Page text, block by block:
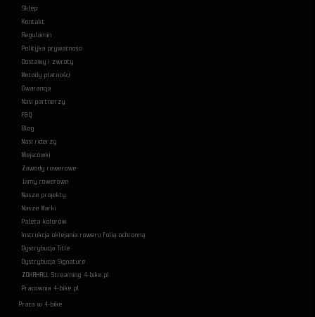
Sklep
Kontakt
Regulamin
Polityka prywatności
Dostawy i zwroty
Metody płatności
Gwarancja
Nasi partnerzy
F&Q
Blog
Nasi riderzy
Miejscówki
Zawody rowerowe
Jamy rowerowe
Nasze projekty
Nasze Marki
Paleta kolorów
Instrukcja oklejania roweru folią ochronną
Dystrybucja Title
Dystrybucja Signature
ZOKAHALL Streaming 4-bike.pl
Pracownia 4-bike.pl
Praca w 4-bike